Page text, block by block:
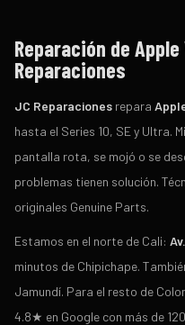
Reparación de
Reparaciones
JC Reparaciones repara
hasta el Series 10, SE y Ultra.
pantalla rota, se mojó o se
problemas tienen solución.
originales Genuine Parts.
Estamos en el norte de Cali:
minutos de Chipichape.
Jamundí. Para el resto de
4.8★ en Google con más de